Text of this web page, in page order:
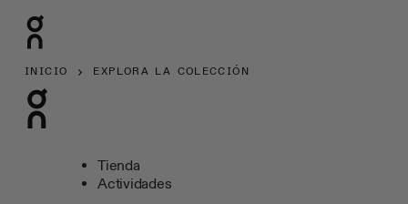
INICIO EXPLORA LA COLECCIÓN
Tienda
Actividades